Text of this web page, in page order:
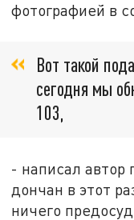
фотографией в
Вот такой
сегодня мы
103,
- написал автор
дончан в этот
ничего